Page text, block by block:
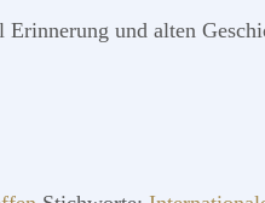
und alten